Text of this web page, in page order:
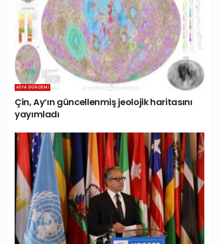
ASYA GÜNDEMI
Çin, Ay’ın güncellenmiş jeolojik haritasını
yayımladı